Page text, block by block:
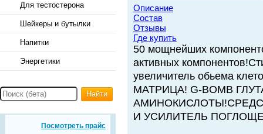
Для тестостерона
Шейкеры и бутылки
Напитки
Энергетики
Найти
Посмотреть прайс
Описание
Состав
Отзывы
Где купить
50 мощнейших
активных
увеличитель обьема
МАТРИЦА! G-BOMB
И УСИЛИТЕЛЬ